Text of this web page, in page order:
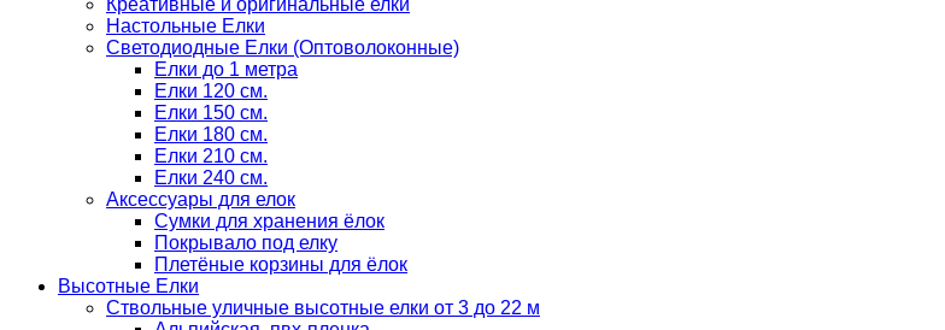
Креативные и оригинальные елки
Настольные Елки
Светодиодные Елки (Оптоволоконные)
Елки до 1 метра
Елки 120 см.
Елки 150 см.
Елки 180 см.
Елки 210 см.
Елки 240 см.
Аксессуары для елок
Сумки для хранения ёлок
Покрывало под елку
Плетёные корзины для ёлок
Высотные Елки
Ствольные уличные высотные елки от 3 до 22 м